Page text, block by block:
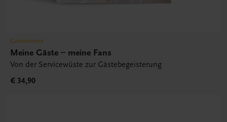
Gastronomie
Meine Gäste – meine Fans
Von der Servicewüste zur Gästebegeisterung
€ 34,90